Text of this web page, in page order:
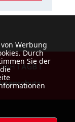
|AGB|
Werbung
Durch
Sie der